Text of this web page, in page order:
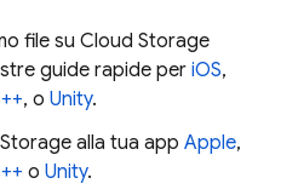
file su Cloud Storage
guide rapide per iOS,
, o Unity.
alla tua app Apple,
o Unity.